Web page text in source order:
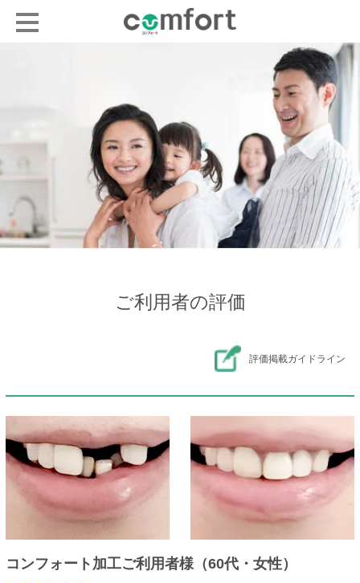
ご利用者の評価
評価掲載ガイドライン
コンフォート加工ご利用者様（60代・女性）